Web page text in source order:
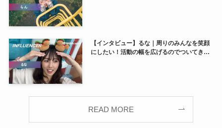
【インタビュー】るな｜周りのみんなを笑顔
にしたい！活動の幅を広げるのでついてきて
READ MORE